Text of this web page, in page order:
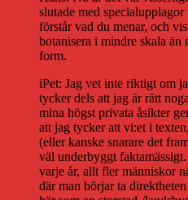
slutade med
förstår vad du menar, och
botanisera i mindre skala
form.
iPet: Jag vet inte riktigt om
tycker dels att jag är rätt
mina högst privata åsikter
att jag tycker att vi:et i
(eller kanske snarare det
väl underbyggt
varje år, allt fler människor
där man börjar ta